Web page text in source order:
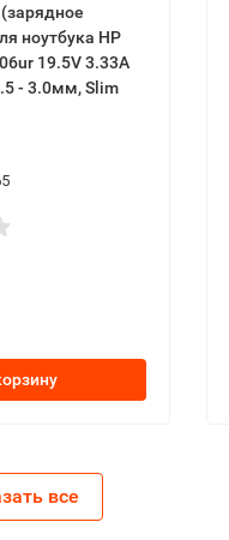
ноутбука НР
19.5V 3.33А
- 3.0мм, Ѕlіm
все